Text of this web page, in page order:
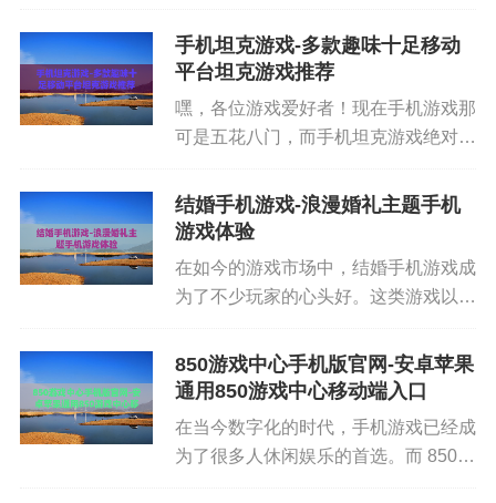
之间的感情。同时，手机互动游戏也带动了相关产
业的发展，比如游戏直播、电竞比赛等。很多职业
电竞选手通过参加比赛获得了高额的奖金，成为了
大家眼中的明星。不过，手机互动游戏也存在一些
和学习。还有一些游戏存在不良内容，对青少年的
身心健康造成了一定的危害。所以，无论是玩家还
是家长、游戏厂商，都应该重视这些问题，共同营
造一个健康的游戏环境。
地体验棒球比赛的激情与魅力，手机上
的棒球游戏就能满足你。它打破了时间
手机坦克游戏-多款趣味十足移动
平台坦克游戏推荐
嘿，各位游戏爱好者！现在手机游戏那
可是五花八门，而手机坦克游戏绝对是
操控着一辆威风凛凛的坦克，在战场上
纵横驰骋，与敌人展开激烈的对战，是
结婚手机游戏-浪漫婚礼主题手机
游戏体验
在如今的游戏市场中，结婚手机游戏成
为了不少玩家的心头好。这类游戏以结
来了独特的游戏体验。那么，结婚手机
游戏究竟有哪些魅力呢？ 结婚手机游
850游戏中心手机版官网-安卓苹果
通用850游戏中心移动端入口
在当今数字化的时代，手机游戏已经成
为了很多人休闲娱乐的首选。而 850